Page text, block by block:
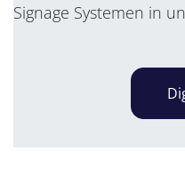
Signage Systemen in